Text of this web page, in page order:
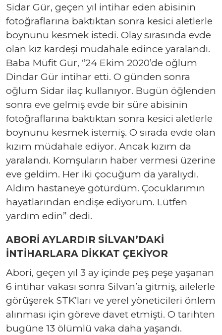
Sidar Gür, geçen yıl intihar eden abisinin
fotoğraflarına baktıktan sonra kesici aletlerle
boynunu kesmek istedi. Olay sırasında evde
olan kız kardeşi müdahale edince yaralandı.
Baba Müfit Gür, “24 Ekim 2020’de oğlum
Dindar Gür intihar etti. O günden sonra
oğlum Sidar ilaç kullanıyor. Bugün öğlenden
sonra eve gelmiş evde bir süre abisinin
fotoğraflarına baktıktan sonra kesici aletlerle
boynunu kesmek istemiş. O sırada evde olan
kızım müdahale ediyor. Ancak kızım da
yaralandı. Komşuların haber vermesi üzerine
eve geldim. Her iki çocuğum da yaralıydı.
Aldım hastaneye götürdüm. Çocuklarımın
hayatlarından endişe ediyorum. Lütfen
yardım edin” dedi.
ABORİ AYLARDIR SİLVAN’DAKİ
İNTİHARLARA DİKKAT ÇEKİYOR
Abori, geçen yıl 3 ay içinde peş peşe yaşanan
6 intihar vakası sonra Silvan’a gitmiş, ailelerle
görüşerek STK’ları ve yerel yöneticileri önlem
alınması için göreve davet etmişti. O tarihten
bugüne 13 ölümlü vaka daha yaşandı.